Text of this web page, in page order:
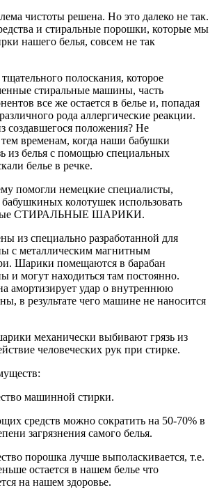
чистоты решена. Но это далеко не так.
и стиральные порошки, которые мы
нашего белья, совсем не так
полоскания, которое
стиральные машины, часть
все же остается в белье и, попадая
рода аллергические реакции.
создавшегося положения? Не
временам, когда наши бабушки
из белья с помощью специальных
белье в речке.
помогли немецкие специалисты,
колотушек использовать
СТИРАЛЬНЫЕ ШАРИКИ.
из специально разработанной для
с металлическим магнитным
Шарики помещаются в барабан
и могут находиться там постоянно.
амортизирует удар о внутреннюю
в результате чего машине не наносится
механически выбивают грязь из
человеческих рук при стирке.
машинной стирки.
средств можно сократить на 50-70% в
загрязнения самого белья.
порошка лучше выполаскивается, т.е.
остается в нашем белье что
на нашем здоровье.